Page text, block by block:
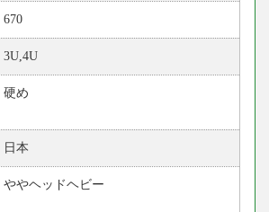
670
3U,4U
硬め
日本
ややヘッドヘビー